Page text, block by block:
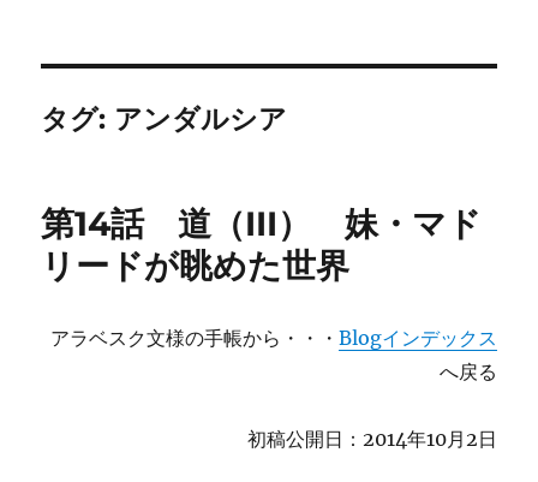
タグ: アンダルシア
第14話 道（III） 妹・マド
リードが眺めた世界
アラベスク文様の手帳から・・・ Blogインデックス
へ戻る
初稿公開日：2014年10月2日